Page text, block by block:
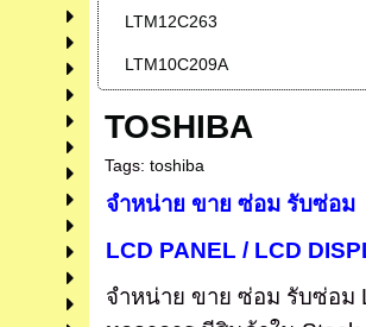
LTM12C263
LTM10C209A
TOSHIBA
Tags:toshiba
จำหน่าย ขาย ซ่อม รับซ่อม
LCD PANEL / LCD
จำหน่าย ขาย ซ่อม รับซ่อม